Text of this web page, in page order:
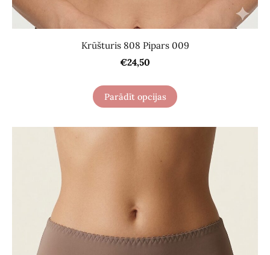
Krūšturis 808 Pipars 009
€24,50
Parādīt opcijas